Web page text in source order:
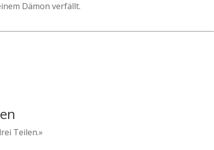
Dämon verfällt.
Teilen.»